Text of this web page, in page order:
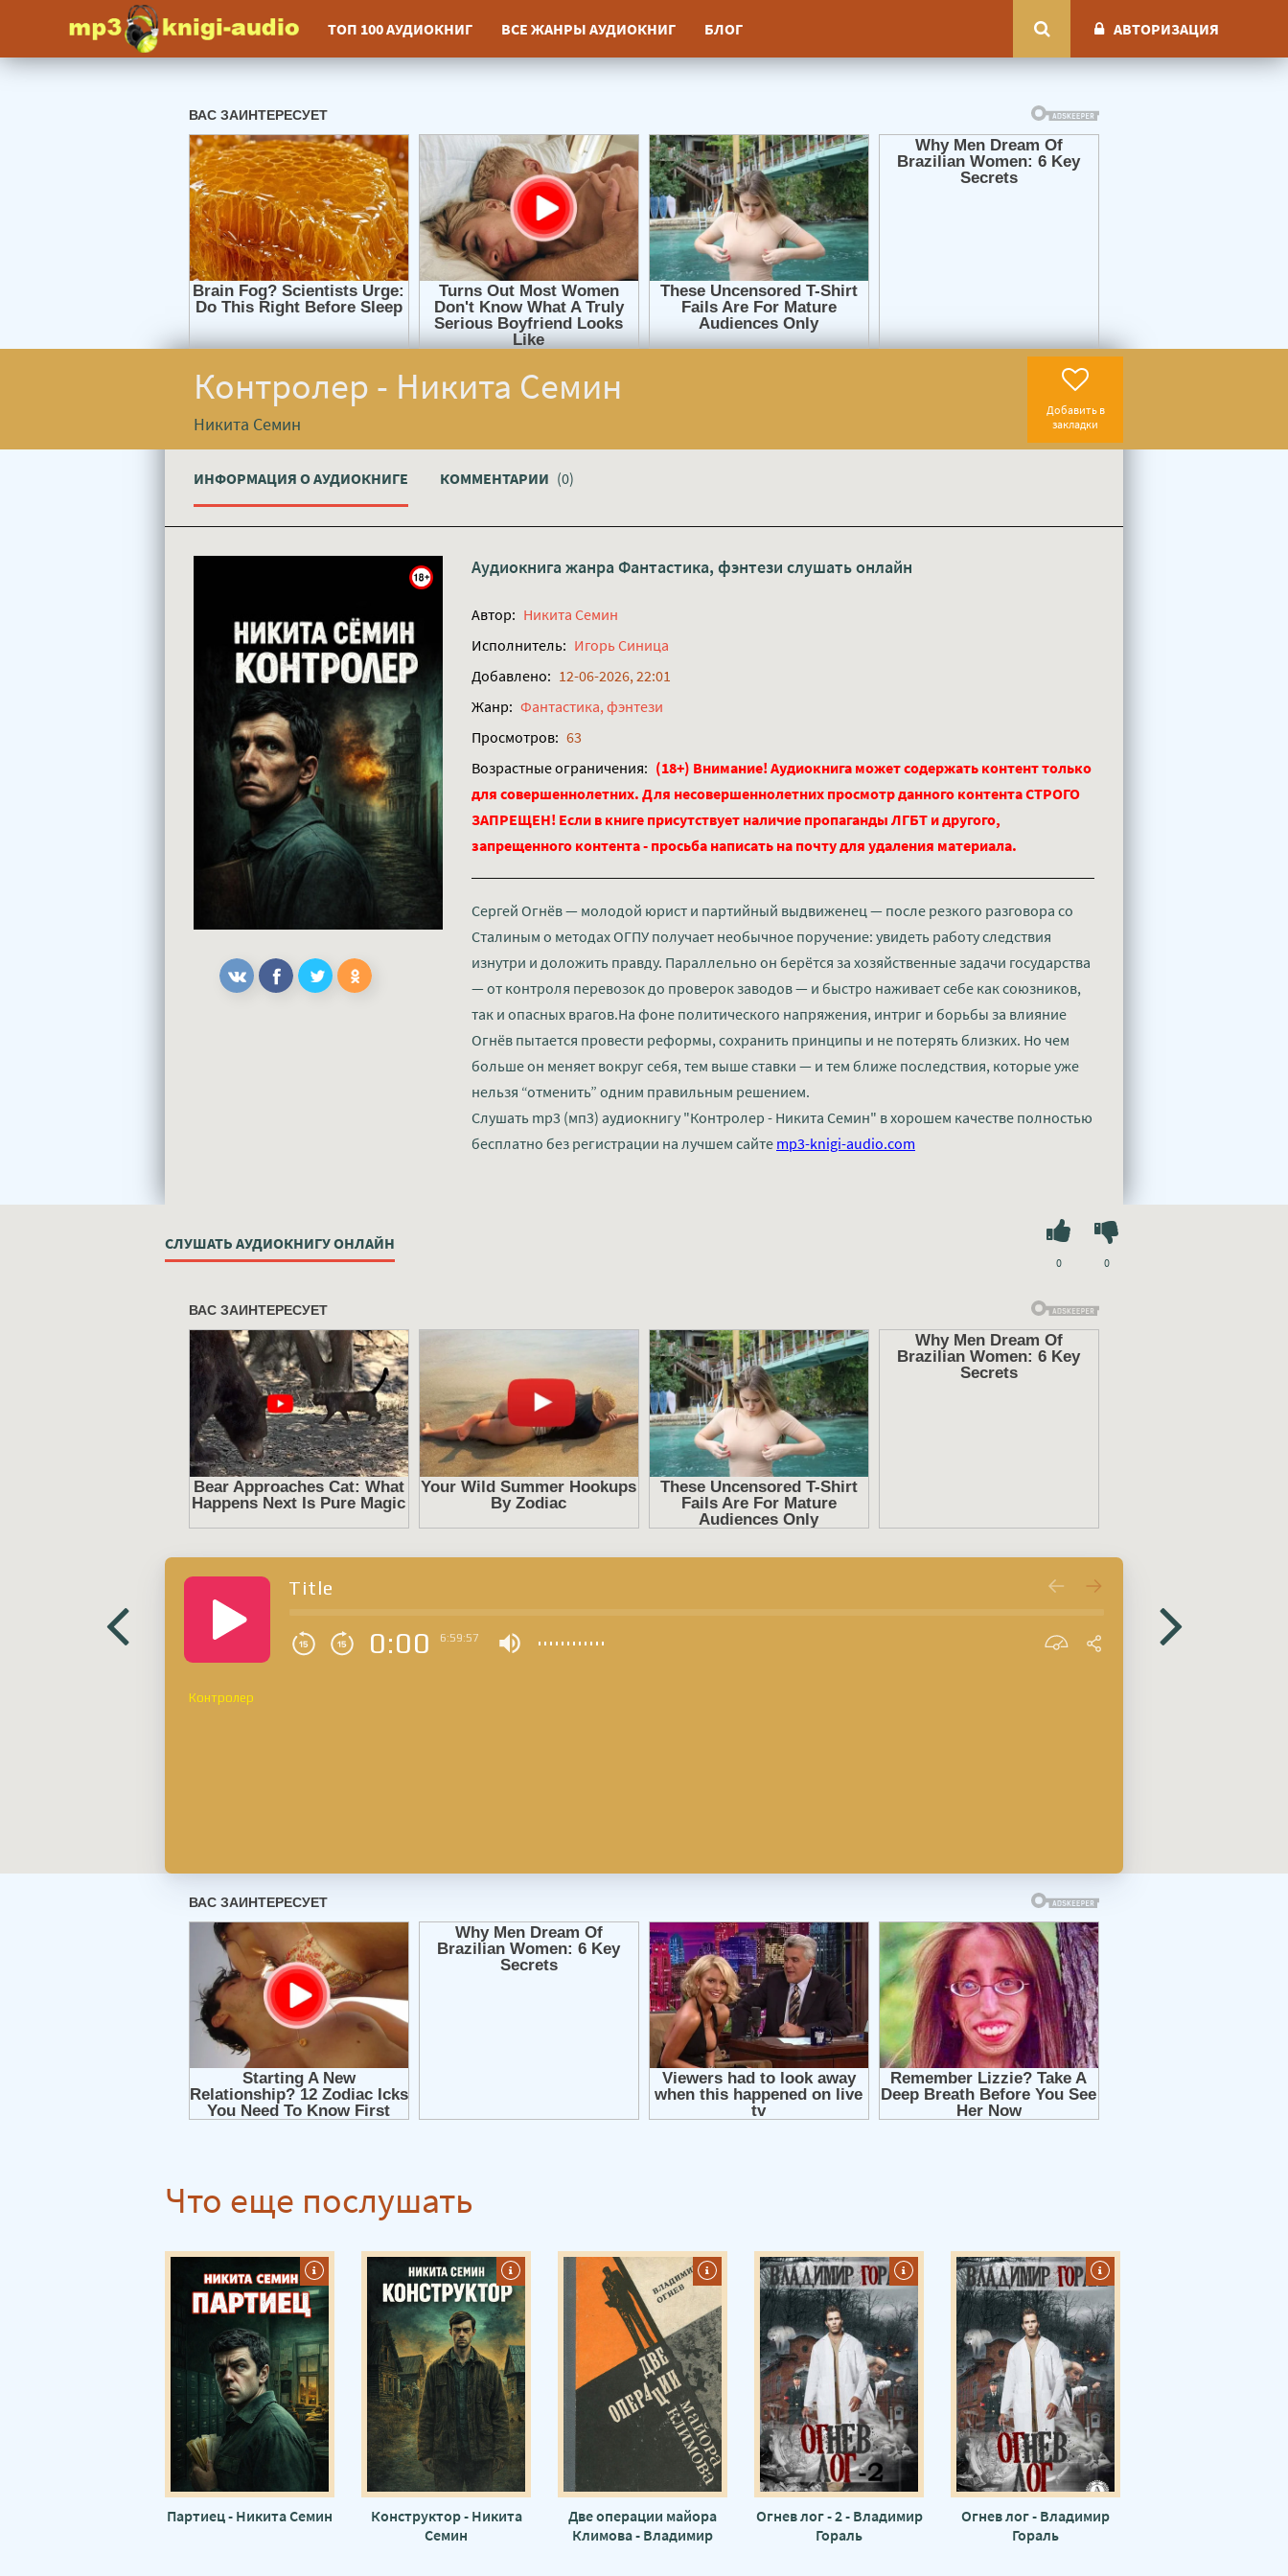
ТОП 100 АУДИОКНИГ ВСЕ ЖАНРЫ АУДИОКНИГ БЛОГ АВТОРИЗАЦИЯ
Контролер - Никита Семин
Никита Семин
Добавить в
закладки
ИНФОРМАЦИЯ О АУДИОКНИГЕ КОММЕНТАРИИ (0)
Аудиокнига жанра Фантастика, фэнтези слушать онлайн
Автор: Никита Семин
Исполнитель: Игорь Синица
Добавлено: 12-06-2026, 22:01
Жанр: Фантастика, фэнтези
Просмотров: 63
Возрастные ограничения: (18+) Внимание! Аудиокнига может содержать контент только
для совершеннолетних. Для несовершеннолетних просмотр данного контента СТРОГО
ЗАПРЕЩЕН! Если в книге присутствует наличие пропаганды ЛГБТ и другого,
запрещенного контента - просьба написать на почту для удаления материала.
Сергей Огнёв — молодой юрист и партийный выдвиженец — после резкого разговора со
Сталиным о методах ОГПУ получает необычное поручение: увидеть работу следствия
изнутри и доложить правду. Параллельно он берётся за хозяйственные задачи государства
— от контроля перевозок до проверок заводов — и быстро наживает себе как союзников,
так и опасных врагов.На фоне политического напряжения, интриг и борьбы за влияние
Огнёв пытается провести реформы, сохранить принципы и не потерять близких. Но чем
больше он меняет вокруг себя, тем выше ставки — и тем ближе последствия, которые уже
нельзя “отменить” одним правильным решением.
Слушать mp3 (мп3) аудиокнигу "Контролер - Никита Семин" в хорошем качестве полностью
бесплатно без регистрации на лучшем сайте mp3-knigi-audio.com
СЛУШАТЬ АУДИОКНИГУ ОНЛАЙН
0 0
Title
0:00 6:59:57
Контролер
Что еще послушать
Партиец - Никита Семин
Конструктор - Никита
Семин
Две операции майора
Климова - Владимир
Огнев лог - 2 - Владимир
Гораль
Огнев лог - Владимир
Гораль